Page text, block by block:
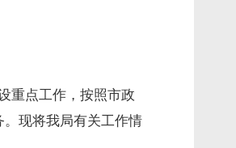
重点工作，按照市政
现将我局有关工作情